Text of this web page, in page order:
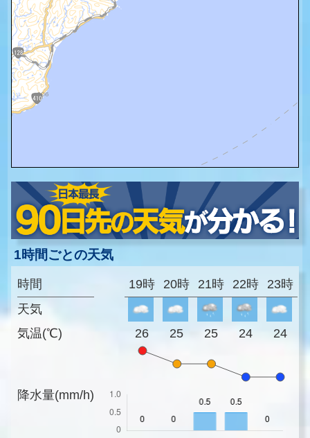
1時間ごとの天気
時間
天気
気温(℃)
降水量(mm/h)
19時 20時 21時 22時 23時
26 25 25 24 24